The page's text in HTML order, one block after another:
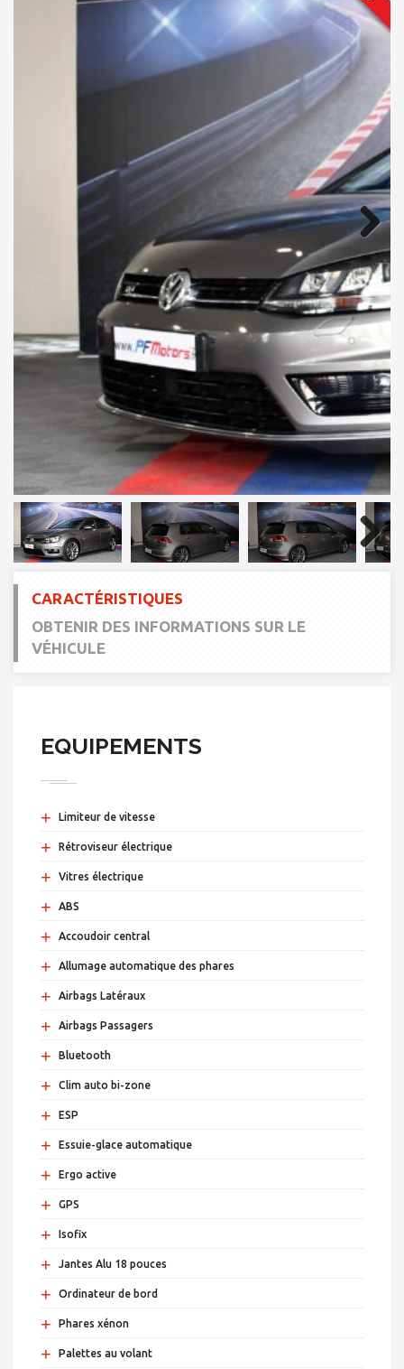
Next
Next
CARACTÉRISTIQUES
OBTENIR DES INFORMATIONS SUR LE
VÉHICULE
EQUIPEMENTS
+ Limiteur de vitesse
+ Rétroviseur électrique
+ Vitres électrique
+ ABS
+ Accoudoir central
+ Allumage automatique des phares
+ Airbags Latéraux
+ Airbags Passagers
+ Bluetooth
+ Clim auto bi-zone
+ ESP
+ Essuie-glace automatique
+ Ergo active
+ GPS
+ Isofix
+ Jantes Alu 18 pouces
+ Ordinateur de bord
+ Phares xénon
+ Palettes au volant